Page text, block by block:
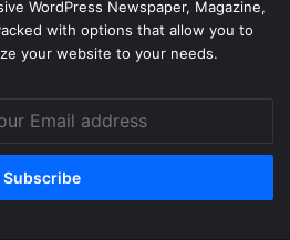
WordPress Newspaper, Magazine,
with options that allow you to
your website to your needs.